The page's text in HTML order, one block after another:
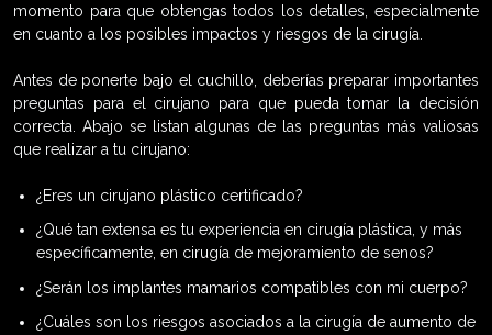
momento para que obtengas todos los detalles, especialmente
en cuanto a los posibles impactos y riesgos de la cirugía.
Antes de ponerte bajo el cuchillo, deberías preparar importantes
preguntas para el cirujano para que pueda tomar la decisión
correcta. Abajo se listan algunas de las preguntas más valiosas
que realizar a tu cirujano:
¿Eres un cirujano plástico certificado?
¿Qué tan extensa es tu experiencia en cirugía plástica, y más
específicamente, en cirugía de mejoramiento de senos?
¿Serán los implantes mamarios compatibles con mi cuerpo?
¿Cuáles son los riesgos asociados a la cirugía de aumento de